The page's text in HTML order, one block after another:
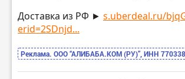
Доставка из РФ ► s.uberdeal.ru/
erid=2SDnjd...
Реклама. ООО “АЛИБАБА.КОМ (РУ)”, ИНН